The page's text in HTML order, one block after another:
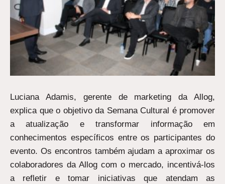
Luciana Adamis, gerente de marketing da Allog,
explica que o objetivo da Semana Cultural é promover
a atualização e transformar informação em
conhecimentos específicos entre os participantes do
evento. Os encontros também ajudam a aproximar os
colaboradores da Allog com o mercado, incentivá-los
a refletir e tomar iniciativas que atendam as